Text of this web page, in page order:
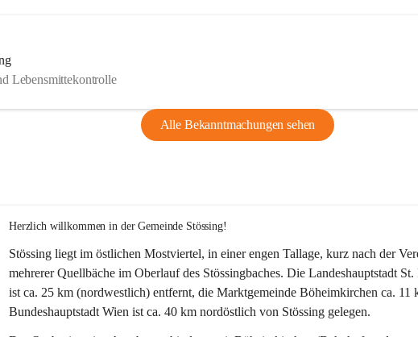
Lebensmittekontrolle
Alle Bekanntmachungen sehen
Herzlich willkommen in der Gemeinde Stössing!
Stössing liegt im östlichen Mostviertel, in einer engen Tallage, kurz nach der
mehrerer Quellbäche im Oberlauf des Stössingbaches. Die Landeshauptstadt
ist ca. 25 km (nordwestlich) entfernt, die Marktgemeinde Böheimkirchen ca.
Bundeshauptstadt Wien ist ca. 40 km nordöstlich von Stössing gelegen.